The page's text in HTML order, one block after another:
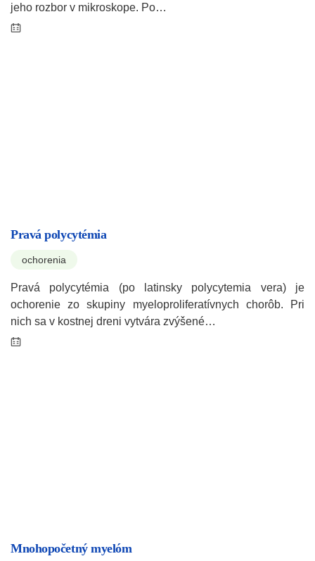
jeho rozbor v mikroskope. Po…
Pravá polycytémia
ochorenia
Pravá polycytémia (po latinsky polycytemia vera) je
ochorenie zo skupiny myeloproliferatívnych chorôb. Pri
nich sa v kostnej dreni vytvára zvýšené…
Mnohopočetný myelóm